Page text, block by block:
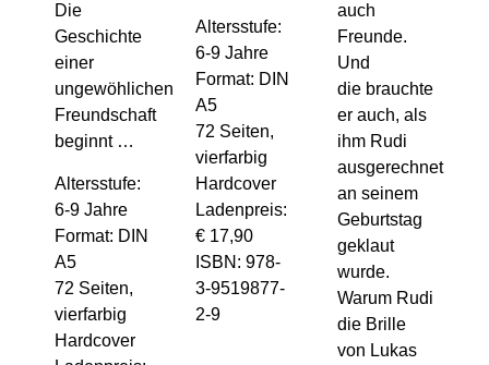
Die
Geschichte
einer
ungewöhlichen
Freundschaft
beginnt …
Altersstufe:
6-9 Jahre
Format: DIN
A5
72 Seiten,
vierfarbig
Hardcover
Altersstufe:
6-9 Jahre
Format: DIN
A5
72 Seiten,
vierfarbig
Hardcover
Ladenpreis:
€ 17,90
ISBN: 978-
3-9519877-
2-9
auch
Freunde.
Und
die brauchte
er auch, als
ihm Rudi
ausgerechnet
an seinem
Geburtstag
geklaut
wurde.
Warum Rudi
die Brille
von Lukas